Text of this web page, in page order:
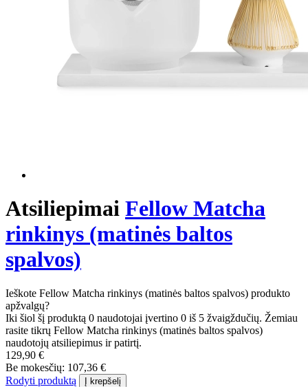
Atsiliepimai Fellow Matcha
rinkinys (matinės baltos
spalvos)
Ieškote Fellow Matcha rinkinys (matinės baltos spalvos) produkto
apžvalgų?
Iki šiol šį produktą 0 naudotojai įvertino 0 iš 5 žvaigždučių. Žemiau
rasite tikrų Fellow Matcha rinkinys (matinės baltos spalvos)
naudotojų atsiliepimus ir patirtį.
129,90 €
Be mokesčių: 107,36 €
Rodyti produktą
Į krepšelį